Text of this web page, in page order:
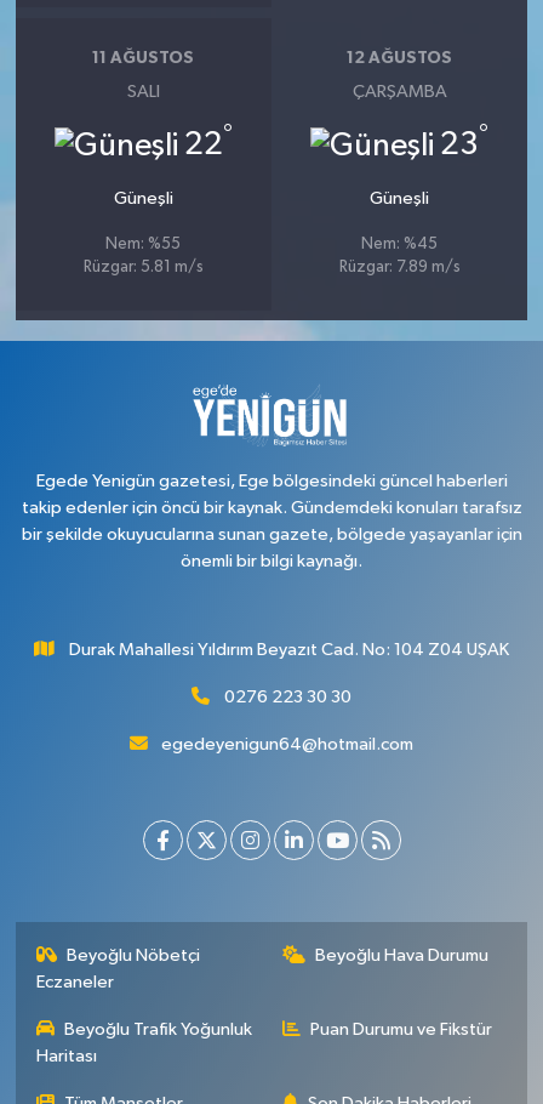
11 AĞUSTOS
SALI
22°
Güneşli
Nem: %55
Rüzgar: 5.81 m/s
12 AĞUSTOS
ÇARŞAMBA
23°
Güneşli
Nem: %45
Rüzgar: 7.89 m/s
Egede Yenigün gazetesi, Ege bölgesindeki güncel haberleri
takip edenler için öncü bir kaynak. Gündemdeki konuları tarafsız
bir şekilde okuyucularına sunan gazete, bölgede yaşayanlar için
önemli bir bilgi kaynağı.
Durak Mahallesi Yıldırım Beyazıt Cad. No: 104 Z04 UŞAK
0276 223 30 30
egedeyenigun64@hotmail.com
Beyoğlu Nöbetçi
Eczaneler
Beyoğlu Hava Durumu
Beyoğlu Trafik Yoğunluk
Haritası
Puan Durumu ve Fikstür